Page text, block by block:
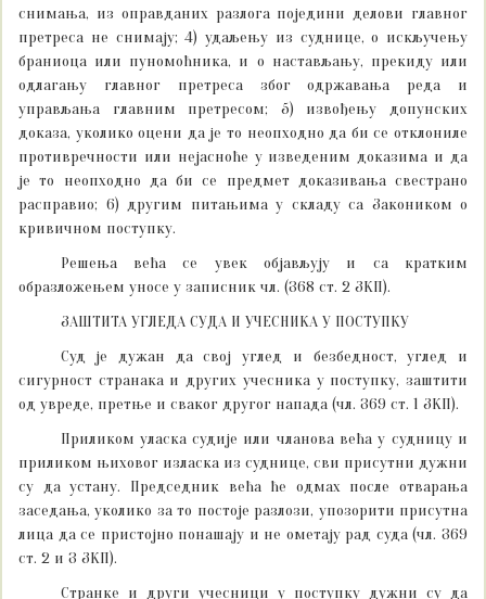
снимања, из оправданих разлога поједини делови главног
претреса не снимају; 4) удаљењу из суднице, о искључењу
браниоца или пуномоћника, и о настављању, прекиду или
одлагању главног претреса због одржавања реда и
управљања главним претресом; 5) извођењу допунских
доказа, уколико оцени да је то неопходно да би се отклониле
противречности или нејасноће у изведеним доказима и да
је то неопходно да би се предмет доказивања свестрано
расправио; 6) другим питањима у складу са Закоником о
кривичном поступку.
Решења већа се увек објављују и са кратким
образложењем уносе у записник чл. (368 ст. 2 ЗКП).
ЗАШТИТА УГЛЕДА СУДА И УЧЕСНИКА У ПОСТУПКУ
Суд је дужан да свој углед и безбедност, углед и
сигурност странака и других учесника у поступку, заштити
од увреде, претње и сваког другог напада (чл. 369 ст. 1 ЗКП).
Приликом уласка судије или чланова већа у судницу и
приликом њиховог изласка из суднице, сви присутни дужни
су да устану. Председник већа ће одмах после отварања
заседања, уколико за то постоје разлози, упозорити присутна
лица да се пристојно понашају и не ометају рад суда (чл. 369
ст. 2 и 3 ЗКП).
Странке и други учесници у поступку дужни су да